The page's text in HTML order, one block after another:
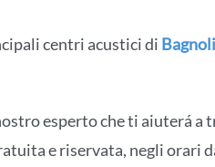
centri acustici di
esperto che ti aiuterá
e riservata, negli orari